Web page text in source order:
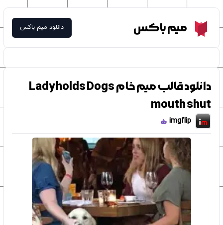
Meme Boxمیم باکس دانلود میم باکس
دانلود قالب میم خام Lady holds Dogs
mouth shut
imgflip